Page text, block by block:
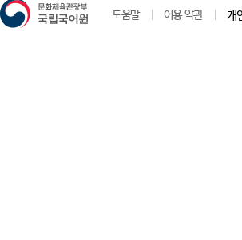
도움말 이용 약관 개